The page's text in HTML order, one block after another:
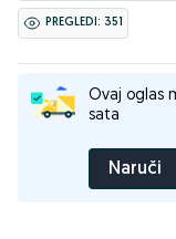
PREGLEDI: 351
Ovaj oglas
sata
Naruči